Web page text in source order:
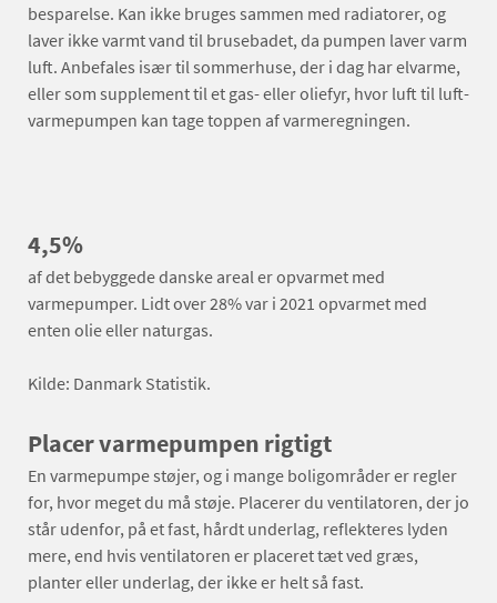
besparelse. Kan ikke bruges sammen med radiatorer, og
laver ikke varmt vand til brusebadet, da pumpen laver varm
luft. Anbefales især til sommerhuse, der i dag har elvarme,
eller som supplement til et gas- eller oliefyr, hvor luft til luft-
varmepumpen kan tage toppen af varmeregningen.
4,5%
af det bebyggede danske areal er opvarmet med
varmepumper. Lidt over 28% var i 2021 opvarmet med
enten olie eller naturgas.
Kilde: Danmark Statistik.
Placer varmepumpen rigtigt
En varmepumpe støjer, og i mange boligområder er regler
for, hvor meget du må støje. Placerer du ventilatoren, der jo
står udenfor, på et fast, hårdt underlag, reflekteres lyden
mere, end hvis ventilatoren er placeret tæt ved græs,
planter eller underlag, der ikke er helt så fast.